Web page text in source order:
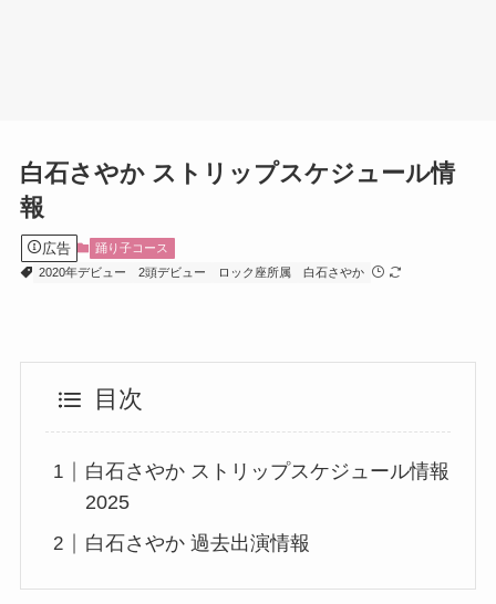
白石さやか ストリップスケジュール情
報
広告
踊り子コース
2020年デビュー
2頭デビュー ロック座所属 白石さやか
目次
白石さやか ストリップスケジュール情報
2025
白石さやか 過去出演情報